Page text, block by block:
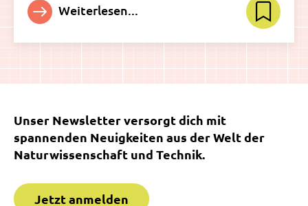
Weiterlesen...
Unser Newsletter versorgt dich mit
spannenden Neuigkeiten aus der Welt der
Naturwissenschaft und Technik.
Jetzt anmelden